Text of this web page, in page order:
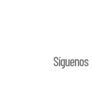
Síguenos